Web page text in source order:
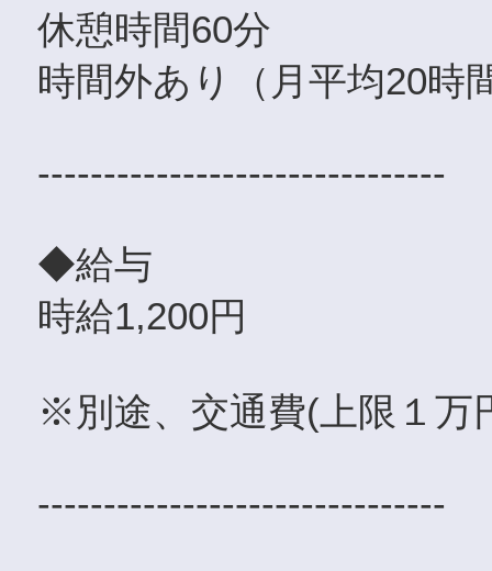
休憩時間60分
時間外あり（月平均20時
-------------------------------
◆給与
時給1,200円
※別途、交通費(上限１万
-------------------------------